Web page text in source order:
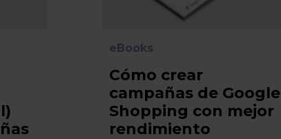
eBooks
Cómo crear
campañas de Google
Shopping con mejor
rendimiento